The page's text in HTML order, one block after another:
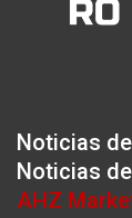
Noticias
Noticias
AHZ